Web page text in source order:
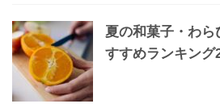
夏の和菓子・わ
すすめランキング